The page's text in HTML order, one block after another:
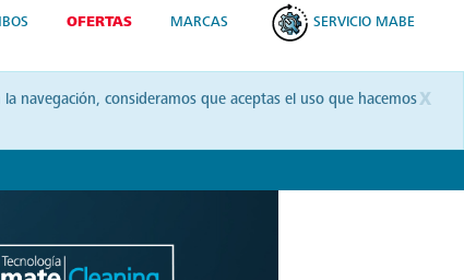
OFERTAS MARCAS SERVICIO MABE
x
navegación, consideramos que aceptas el uso que hacemos